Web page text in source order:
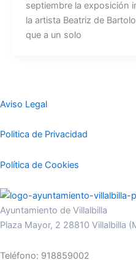
septiembre la exposición
la artista Beatriz de
que a un solo
Aviso Legal
Politica de Privacidad
Política de Cookies
Ayuntamiento de Villalbilla
Plaza Mayor, 2 28810 Villalbilla
Teléfono: 918859002